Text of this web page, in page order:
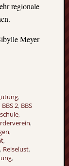
regionale
Meyer
,
BBS 2, BBS
,
,
,
,
, Reiselust,
,